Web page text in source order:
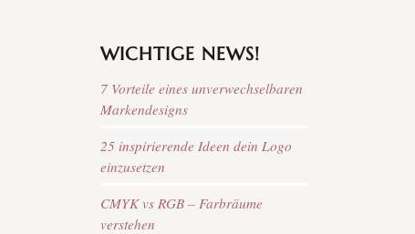
WICHTIGE NEWS!
7 Vorteile eines unverwechselbaren
Markendesigns
25 inspirierende Ideen dein Logo
einzusetzen
CMYK vs RGB – Farbräume
verstehen